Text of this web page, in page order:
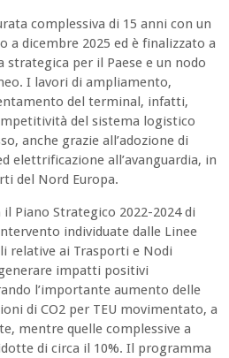
complessiva di 15 anni con un
a dicembre 2025 ed è finalizzato a
strategica per il Paese e un nodo
I lavori di ampliamento,
del terminal, infatti,
del sistema logistico
anche grazie all’adozione di
elettrificazione all’avanguardia, in
del Nord Europa.
Piano Strategico 2022-2024 di
individuate dalle Linee
relative ai Trasporti e Nodi
impatti positivi
l’importante aumento delle
di CO2 per TEU movimentato, a
mentre quelle complessive a
di circa il 10%. Il programma